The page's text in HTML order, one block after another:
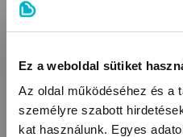
Ez a weboldal sütiket
Az oldal működéséhez és a
személyre szabott
kat használunk. Egyes
BOLEY
6371500-2 9960 Grey-Gf